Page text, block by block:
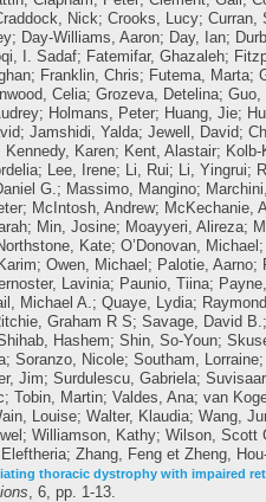
Nick; Crooks, Lucy; Curran,
; Day-Williams, Aaron; Day, Ian;
I. Sadaf; Fatemifar, Ghazaleh;
; Franklin, Chris; Futema, Marta;
Celia; Grozeva, Detelina; Guo,
; Holmans, Peter; Huang, Jie;
; Jamshidi, Yalda; Jewell, David;
Kennedy, Karen; Kent, Alastair;
; Lee, Irene; Li, Rui; Li, Yingrui;
G.; Massimo, Mangino;
; McIntosh, Andrew; McKechanie,
; Min, Josine; Moayyeri, Alireza;
Kate; O’Donovan, Michael ;
; Owen, Michael ; Palotie, Aarno;
Lavinia; Paunio, Tiina;
Michael A.; Quaye, Lydia;
Graham R S; Savage, David B.;
Hashem; Shin, So-Youn;
; Soranzo, Nicole; Southam, Lorraine;
Jim; Surdulescu, Gabriela;
; Tobin, Martin; Valdes, Ana; van
Louise; Walter, Klaudia; Wang,
; Williamson, Kathy; Wilson, Scott
; Zhang, Feng et Zheng,
thoracic dystrophy with impaired
, 6, pp. 1-13.